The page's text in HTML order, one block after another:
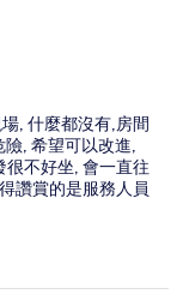
, 什麼都沒有,房間
, 希望可以改進,
不好坐, 會一直往
讚賞的是服務人員